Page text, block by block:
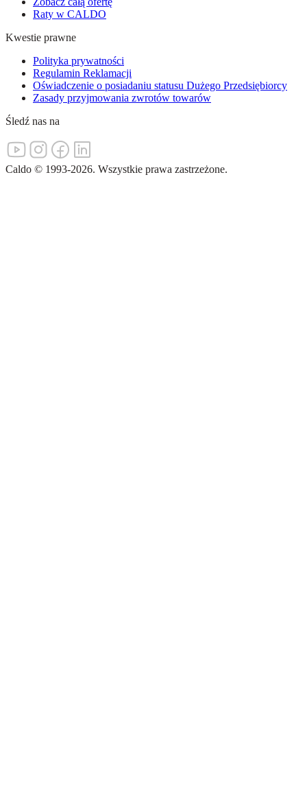
Raty w CALDO
Kwestie prawne
Polityka prywatności
Regulamin Reklamacji
Oświadczenie o posiadaniu statusu Dużego Przedsiębiorcy
Zasady przyjmowania zwrotów towarów
Śledź nas na
Caldo © 1993-2026. Wszystkie prawa zastrzeżone.